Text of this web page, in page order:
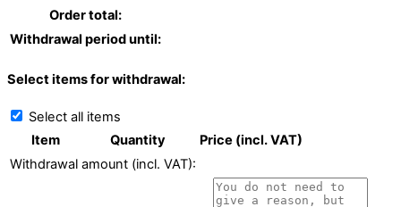
Order total:
Withdrawal period until:
Select items for withdrawal:
Select all items
Item
Quantity
Price (incl. VAT)
Withdrawal amount (incl. VAT):